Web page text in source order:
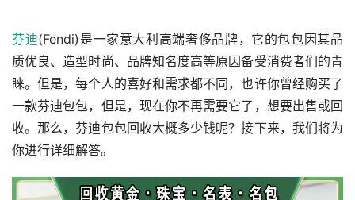
芬迪(Fendi)是一家意大利高端奢侈品牌，它的包包因其品
质优良、造型时尚、品牌知名度高等原因备受消费者们的青
睐。但是，每个人的喜好和需求都不同，也许你曾经购买了
一款芬迪包包，但是，现在你不再需要它了，想要出售或回
收。那么，芬迪包包回收大概多少钱呢？接下来，我们将为
你进行详细解答。